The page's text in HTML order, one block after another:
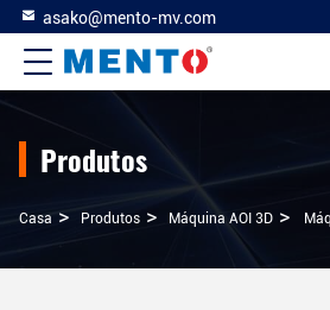
asako@mento-mv.com
Produtos
Casa > Produtos > Máquina AOI 3D > Máquina De